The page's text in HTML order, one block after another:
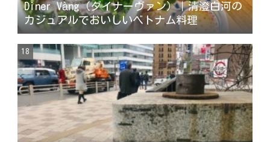
Diner Vàng（ダイナーヴァン）｜清澄白河の
カジュアルでおいしいベトナム料理